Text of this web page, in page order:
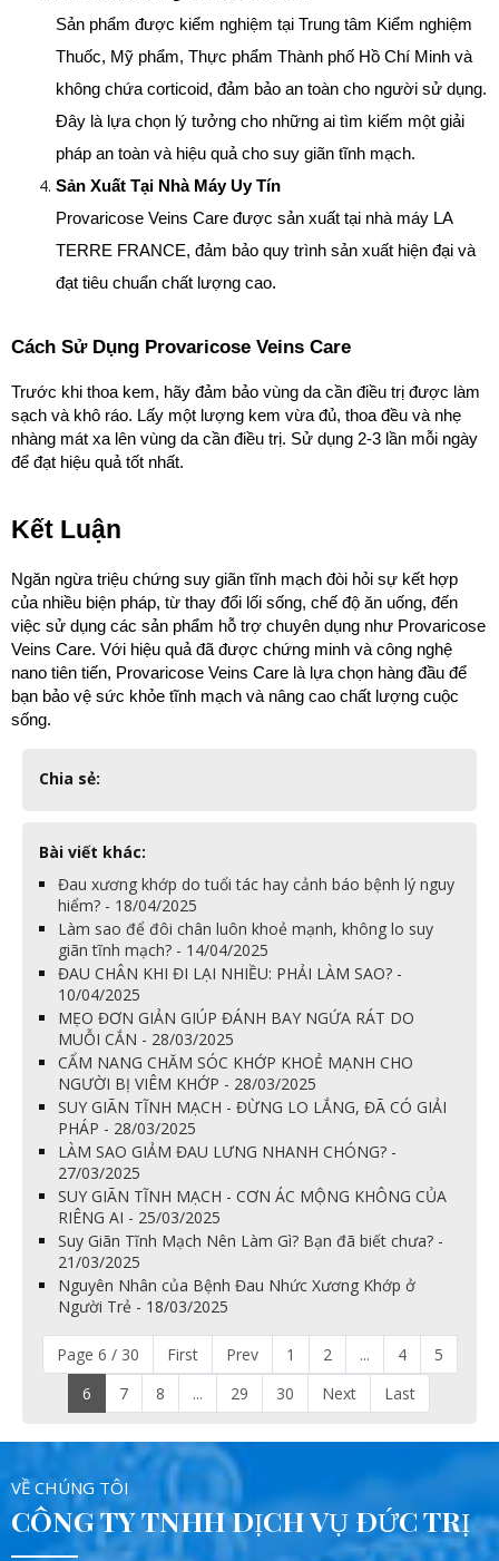
Sản phẩm được kiểm nghiệm tại Trung tâm Kiểm nghiệm
Thuốc, Mỹ phẩm, Thực phẩm Thành phố Hồ Chí Minh và
không chứa corticoid, đảm bảo an toàn cho người sử dụng.
Đây là lựa chọn lý tưởng cho những ai tìm kiếm một giải
pháp an toàn và hiệu quả cho suy giãn tĩnh mạch.
Sản Xuất Tại Nhà Máy Uy Tín
Provaricose Veins Care được sản xuất tại nhà máy LA
TERRE FRANCE, đảm bảo quy trình sản xuất hiện đại và
đạt tiêu chuẩn chất lượng cao.
Cách Sử Dụng Provaricose Veins Care
Trước khi thoa kem, hãy đảm bảo vùng da cần điều trị được làm
sạch và khô ráo. Lấy một lượng kem vừa đủ, thoa đều và nhẹ
nhàng mát xa lên vùng da cần điều trị. Sử dụng 2-3 lần mỗi ngày
để đạt hiệu quả tốt nhất.
Kết Luận
Ngăn ngừa triệu chứng suy giãn tĩnh mạch đòi hỏi sự kết hợp
của nhiều biện pháp, từ thay đổi lối sống, chế độ ăn uống, đến
việc sử dụng các sản phẩm hỗ trợ chuyên dụng như Provaricose
Veins Care. Với hiệu quả đã được chứng minh và công nghệ
nano tiên tiến, Provaricose Veins Care là lựa chọn hàng đầu để
bạn bảo vệ sức khỏe tĩnh mạch và nâng cao chất lượng cuộc
sống.
Chia sẻ:
Bài viết khác:
Đau xương khớp do tuổi tác hay cảnh báo bệnh lý nguy
hiểm? - 18/04/2025
Làm sao để đôi chân luôn khoẻ mạnh, không lo suy
giãn tĩnh mạch? - 14/04/2025
ĐAU CHÂN KHI ĐI LẠI NHIỀU: PHẢI LÀM SAO? -
10/04/2025
MẸO ĐƠN GIẢN GIÚP ĐÁNH BAY NGỨA RÁT DO
MUỖI CẮN - 28/03/2025
CẨM NANG CHĂM SÓC KHỚP KHOẺ MẠNH CHO
NGƯỜI BỊ VIÊM KHỚP - 28/03/2025
SUY GIÃN TĨNH MẠCH - ĐỪNG LO LẮNG, ĐÃ CÓ GIẢI
PHÁP - 28/03/2025
LÀM SAO GIẢM ĐAU LƯNG NHANH CHÓNG? -
27/03/2025
SUY GIÃN TĨNH MẠCH - CƠN ÁC MỘNG KHÔNG CỦA
RIÊNG AI - 25/03/2025
Suy Giãn Tĩnh Mạch Nên Làm Gì? Bạn đã biết chưa? -
21/03/2025
Nguyên Nhân của Bệnh Đau Nhức Xương Khớp ở
Người Trẻ - 18/03/2025
Page 6 / 30 First Prev 1 2 ... 4
5
6
7 8 ... 29 30 Next Last
VỀ CHÚNG TÔI
CÔNG TY TNHH DỊCH VỤ ĐỨC TRỊ